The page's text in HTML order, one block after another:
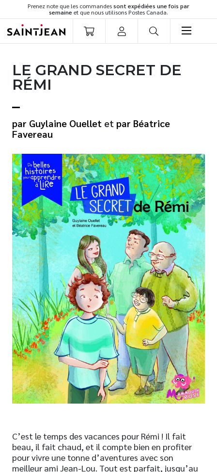
Prenez note que les commandessont expédiées une fois par
semaine et que nous utilisons Postes Canada.
Romans
Cuisine
Spiritualité
Culture générale
Témoignages
Vie pratique
Finances
Nouveautés
Numérique
Livres audio
Meilleurs vendeurs
Page vedette
AUTEURS
À PROPOS
CONTACT
LE GRAND SECRET DE
RÉMI
Guylaine Ouellet et
Béatrice
Favereau
C’est le temps des vacances pour Rémi ! Il fait
beau, il fait chaud, et il compte bien en profiter
pour vivre une tonne d’aventures avec son
meilleur ami Jean-Lou. Tout est parfait, jusqu’au